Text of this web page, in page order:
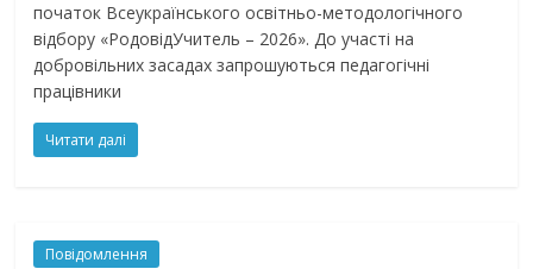
початок Всеукраїнського освітньо-методологічного
відбору «РодовідУчитель – 2026». До участі на
добровільних засадах запрошуються педагогічні
працівники
Читати далі
Повідомлення